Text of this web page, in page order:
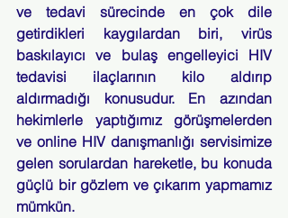
ve tedavi sürecinde en çok dile
getirdikleri kaygılardan biri, virüs
baskılayıcı ve bulaş engelleyici HIV
tedavisi ilaçlarının kilo aldırıp
aldırmadığı konusudur. En azından
hekimlerle yaptığımız görüşmelerden
ve online HIV danışmanlığı servisimize
gelen sorulardan hareketle, bu konuda
güçlü bir gözlem ve çıkarım yapmamız
mümkün.